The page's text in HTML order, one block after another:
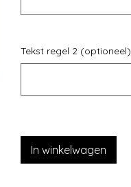
Tekst regel 2 (optioneel)
In winkelwagen